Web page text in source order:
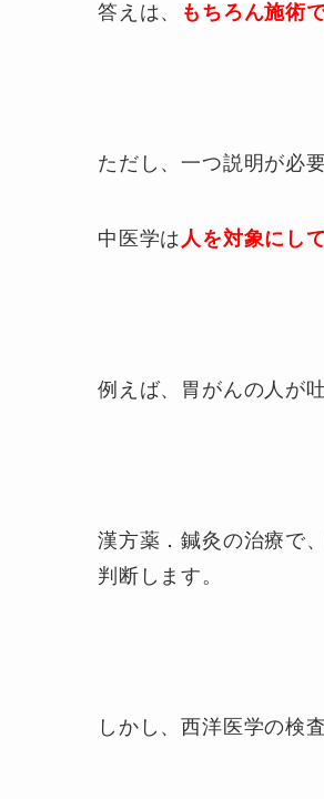
答えは、 もちろん施術
ただし、一つ説明が必要
中医学は 人を対象にし
例えば、胃がんの人が
漢方薬．鍼灸の治療で
判断します。
しかし、西洋医学の検